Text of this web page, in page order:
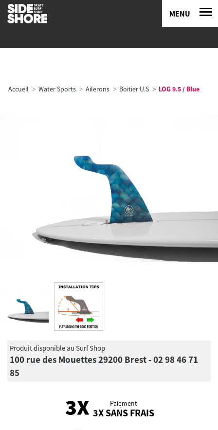
MENU
Accueil Water Sports Ailerons Boitier U.S LOG 9.5 / Blue
Produit disponible au Surf Shop
100 rue des Mouettes 29200 Brest - 02 98 46 71
85
Paiement
3X SANS FRAIS